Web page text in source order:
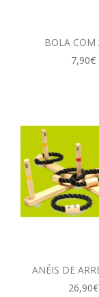
BOLA COM
7,90€
ANÉIS DE
26,90€